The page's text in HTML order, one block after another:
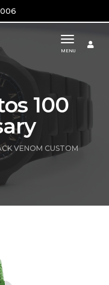
toggle
MENU
100
VENOM CUSTOM